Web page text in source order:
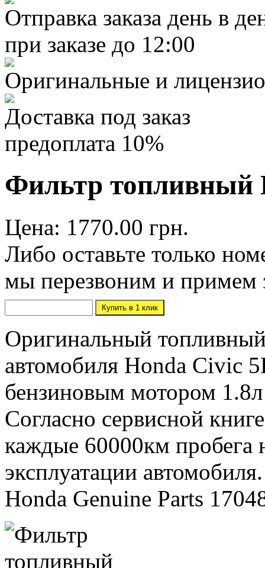
Отправка заказа день в
при заказе до 12:00
Оригинальные и
Доставка под заказ
предоплата 10%
Фильтр топливный
Цена: 1770.00 грн.
Либо оставьте только
мы перезвоним и примем
Оригинальный
автомобиля Honda Civic
бензиновым мотором 1.8л
Согласно сервисной
каждые 60000км пробега
эксплуатации
Honda Genuine Parts